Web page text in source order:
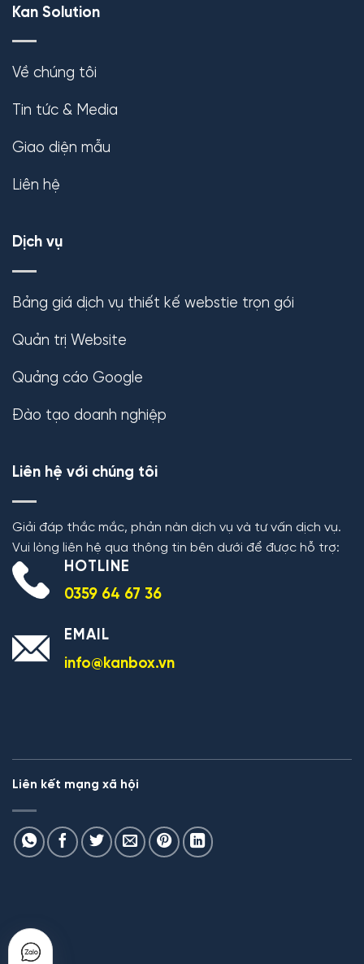
Kan Solution
Về chúng tôi
Tin tức & Media
Giao diện mẫu
Liên hệ
Dịch vụ
Bảng giá dịch vụ thiết kế webstie trọn gói
Quản trị Website
Quảng cáo Google
Đào tạo doanh nghiệp
Liên hệ với chúng tôi
Giải đáp thắc mắc, phản nàn dịch vụ và tư vấn dịch vụ.
Vui lòng liên hệ qua thông tin bên dưới để được hỗ trợ:
HOTLINE
0359 64 67 36
EMAIL
info@kanbox.vn
Liên kết mạng xã hội